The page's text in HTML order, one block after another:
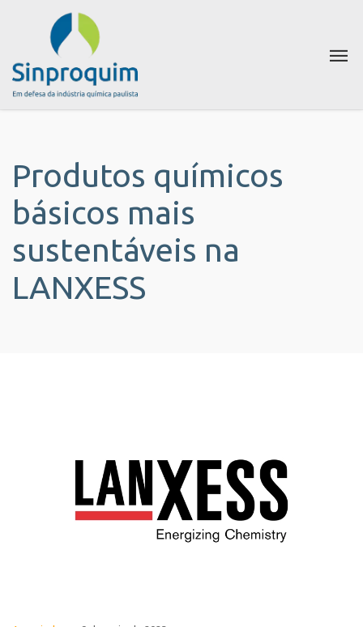
Produtos químicos
básicos mais
sustentáveis na
LANXESS